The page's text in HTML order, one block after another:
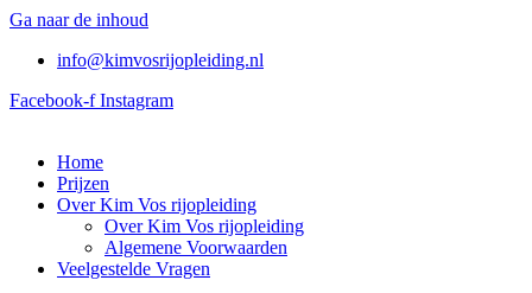
Ga naar de inhoud
info@kimvosrijopleiding.nl
Facebook-f Instagram
Home
Prijzen
Over Kim Vos rijopleiding
Over Kim Vos rijopleiding
Algemene Voorwaarden
Veelgestelde Vragen